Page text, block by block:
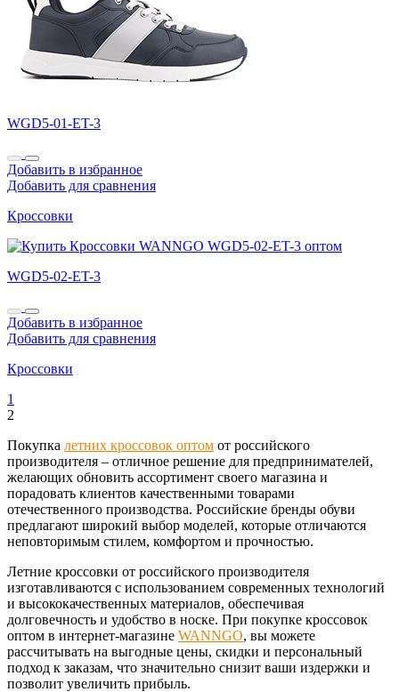
WGD5-01-ET-3
Добавить в избранное
Добавить для сравнения
Кроссовки
WGD5-02-ET-3
Добавить в избранное
Добавить для сравнения
Кроссовки
1
2
Покупка летних кроссовок оптом от российского
производителя – отличное решение для предпринимателей,
желающих обновить ассортимент своего магазина и
порадовать клиентов качественными товарами
отечественного производства. Российские бренды обуви
предлагают широкий выбор моделей, которые отличаются
неповторимым стилем, комфортом и прочностью.
Летние кроссовки от российского производителя
изготавливаются с использованием современных технологий
и высококачественных материалов, обеспечивая
долговечность и удобство в носке. При покупке кроссовок
оптом в интернет-магазине WANNGO, вы можете
рассчитывать на выгодные цены, скидки и персональный
подход к заказам, что значительно снизит ваши издержки и
позволит увеличить прибыль.